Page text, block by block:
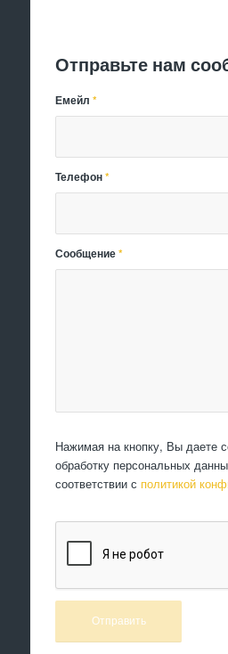
Отправьте нам
Емейл*
Телефон*
Сообщение*
Нажимая на кнопку, Вы даете
обработку персональных
соответствии с политикой